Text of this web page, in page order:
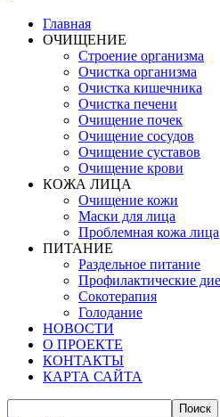
Главная
ОЧИЩЕНИЕ
Строение организма
Очистка организма
Очистка кишечника
Очистка печени
Очищение почек
Очищение сосудов
Очищение суставов
Очищение крови
КОЖА ЛИЦА
Очищение кожи
Маски для лица
Проблемная кожа лица
ПИТАНИЕ
Раздельное питание
Профилактические
Сокотерапия
Голодание
НОВОСТИ
О ПРОЕКТЕ
КОНТАКТЫ
КАРТА САЙТА